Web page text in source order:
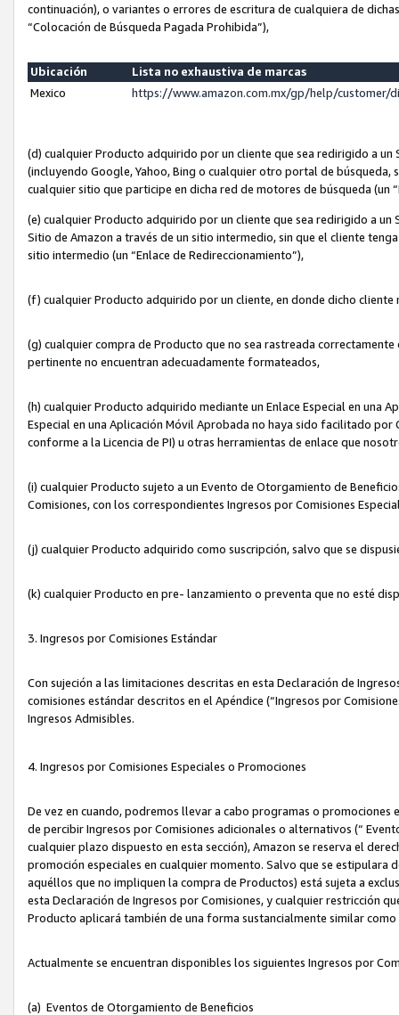
continuación), o variantes o errores de escritura de cualquiera de
“Colocación de Búsqueda Pagada Prohibida”),
Ubicación
Lista no exhaustiva de marcas
Mexico
https://www.amazon.com.mx/gp/help/customer/
(d) cualquier Producto adquirido por un cliente que sea redirigido a
(incluyendo Google, Yahoo, Bing o cualquier otro portal de
cualquier sitio que participe en dicha red de motores de búsqueda (un
(e) cualquier Producto adquirido por un cliente que sea redirigido a un
Sitio de Amazon a través de un sitio intermedio, sin que el cliente
sitio intermedio (un “Enlace de Redireccionamiento”),
(f) cualquier Producto adquirido por un cliente, en donde dicho
(g) cualquier compra de Producto que no sea rastreada
pertinente no encuentran adecuadamente formateados,
(h) cualquier Producto adquirido mediante un Enlace Especial en una
Especial en una Aplicación Móvil Aprobada no haya sido facilitado
conforme a la Licencia de PI) u otras herramientas de enlace que
(i) cualquier Producto sujeto a un Evento de Otorgamiento de
Comisiones, con los correspondientes Ingresos por Comisiones
(j) cualquier Producto adquirido como suscripción, salvo que se
(k) cualquier Producto en pre- lanzamiento o preventa que no esté
3. Ingresos por Comisiones Estándar
Con sujeción a las limitaciones descritas en esta Declaración de
comisiones estándar descritos en el Apéndice (“Ingresos por
Ingresos Admisibles.
4. Ingresos por Comisiones Especiales o Promociones
De vez en cuando, podremos llevar a cabo programas o
de percibir Ingresos por Comisiones adicionales o alternativos (“
cualquier plazo dispuesto en esta sección), Amazon se reserva el
promoción especiales en cualquier momento. Salvo que se
aquéllos que no impliquen la compra de Productos) está sujeta a
esta Declaración de Ingresos por Comisiones, y cualquier restricción
Producto aplicará también de una forma sustancialmente similar
Actualmente se encuentran disponibles los siguientes Ingresos por
(a) Eventos de Otorgamiento de Beneficios